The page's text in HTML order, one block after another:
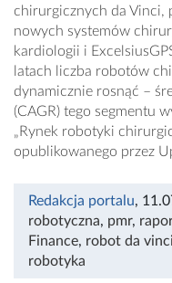
chirurgicznych da Vinci,
nowych systemów
kardiologii i
latach liczba robotów
dynamicznie rosnąć –
(CAGR) tego segmentu
„Rynek robotyki
opublikowanego przez
Redakcja portalu,
robotyczna, pmr,
Finance, robot da vinci
robotyka